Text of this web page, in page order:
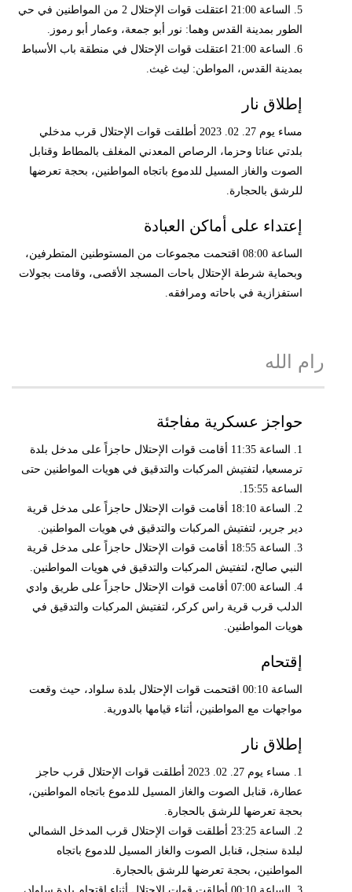
5. الساعة 21:00 اعتقلت قوات الإحتلال 2 من المواطنين في حي
الطور بمدينة القدس وهما: نور أبو جمعة، وعمار أبو رموز.
6. الساعة 21:00 اعتقلت قوات الإحتلال في منطقة باب الأسباط
بمدينة القدس، المواطن: ليث غيث.
إطلاق نار
مساء يوم 27. 02. 2023 أطلقت قوات الإحتلال قرب مدخلي
بلدتي عناتا وحزما، الرصاص المعدني المغلف بالمطاط وقنابل
الصوت والغاز المسيل للدموع باتجاه المواطنين، بحجة تعرضها
للرشق بالحجارة.
إعتداء على أماكن العبادة
الساعة 08:00 اقتحمت مجموعات من المستوطنين المتطرفين،
وبحماية شرطة الإحتلال باحات المسجد الأقصى، وقامت بجولات
استفزازية في باحاته ومرافقه.
رام الله
حواجز عسكرية مفاجئة
1. الساعة 11:35 أقامت قوات الإحتلال حاجزاً على مدخل بلدة
ترمسعيا، لتفتيش المركبات والتدقيق في هويات المواطنين حتى
الساعة 15:55.
2. الساعة 18:10 أقامت قوات الإحتلال حاجزاً على مدخل قرية
دير جرير، لتفتيش المركبات والتدقيق في هويات المواطنين.
3. الساعة 18:55 أقامت قوات الإحتلال حاجزاً على مدخل قرية
النبي صالح، لتفتيش المركبات والتدقيق في هويات المواطنين.
4. الساعة 07:00 أقامت قوات الإحتلال حاجزاً على طريق وادي
الدلب قرب قرية راس كركر، لتفتيش المركبات والتدقيق في
هويات المواطنين.
إقتحام
الساعة 00:10 اقتحمت قوات الإحتلال بلدة سلواد، حيث وقعت
مواجهات مع المواطنين، أثناء قيامها بالدورية.
إطلاق نار
1. مساء يوم 27. 02. 2023 أطلقت قوات الإحتلال قرب حاجز
عطارة، قنابل الصوت والغاز المسيل للدموع باتجاه المواطنين،
بحجة تعرضها للرشق بالحجارة.
2. الساعة 23:25 أطلقت قوات الإحتلال قرب المدخل الشمالي
لبلدة سنجل، قنابل الصوت والغاز المسيل للدموع باتجاه
المواطنين، بحجة تعرضها للرشق بالحجارة.